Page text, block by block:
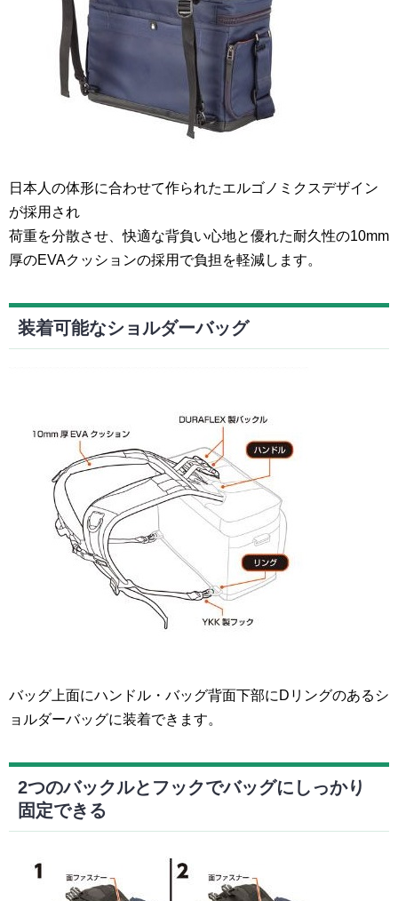
日本人の体形に合わせて作られたエルゴノミクスデザイン
が採用され
荷重を分散させ、快適な背負い心地と優れた耐久性の10mm
厚のEVAクッションの採用で負担を軽減します。
装着可能なショルダーバッグ
バッグ上面にハンドル・バッグ背面下部にDリングのあるシ
ョルダーバッグに装着できます。
2つのバックルとフックでバッグにしっかり
固定できる